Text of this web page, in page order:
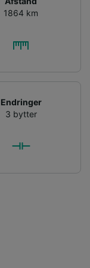
1864 km
Endringer
3 bytter